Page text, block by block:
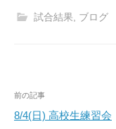
試合結果, ブログ
投
稿
前の記事
8/4(日) 高校生練習会